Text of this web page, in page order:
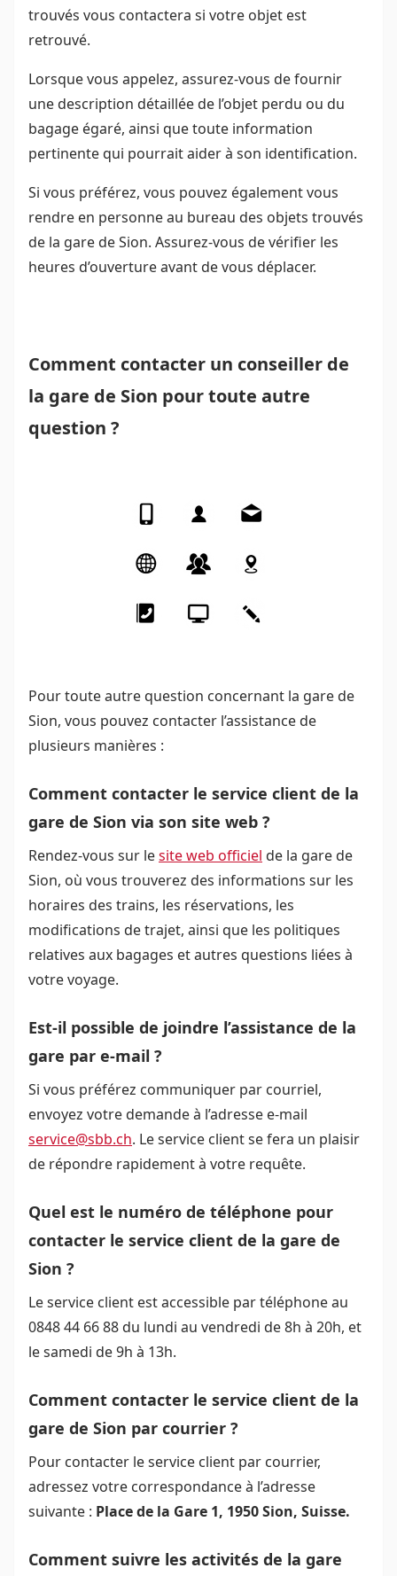
trouvés vous contactera si votre objet est
retrouvé.
Lorsque vous appelez, assurez-vous de fournir
une description détaillée de l’objet perdu ou du
bagage égaré, ainsi que toute information
pertinente qui pourrait aider à son identification.
Si vous préférez, vous pouvez également vous
rendre en personne au bureau des objets trouvés
de la gare de Sion. Assurez-vous de vérifier les
heures d’ouverture avant de vous déplacer.
Comment contacter un conseiller de
la gare de Sion pour toute autre
question ?
Pour toute autre question concernant la gare de
Sion, vous pouvez contacter l’assistance de
plusieurs manières :
Comment contacter le service client de la
gare de Sion via son site web ?
Rendez-vous sur lesite web officiel de la gare de
Sion, où vous trouverez des informations sur les
horaires des trains, les réservations, les
modifications de trajet, ainsi que les politiques
relatives aux bagages et autres questions liées à
votre voyage.
Est-il possible de joindre l’assistance de la
gare par e-mail ?
Si vous préférez communiquer par courriel,
envoyez votre demande à l’adresse e-mail
service@sbb.ch. Le service client se fera un plaisir
de répondre rapidement à votre requête.
Quel est le numéro de téléphone pour
contacter le service client de la gare de
Sion ?
Le service client est accessible par téléphone au
0848 44 66 88 du lundi au vendredi de 8h à 20h, et
le samedi de 9h à 13h.
Comment contacter le service client de la
gare de Sion par courrier ?
Pour contacter le service client par courrier,
adressez votre correspondance à l’adresse
suivante : Place de la Gare 1, 1950 Sion, Suisse.
Comment suivre les activités de la gare